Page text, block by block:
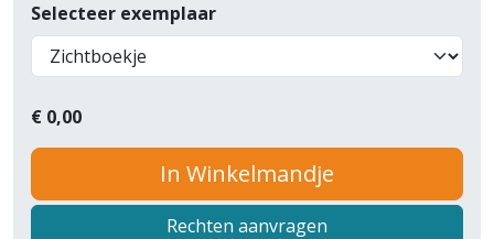
Selecteer exemplaar
€ 0,00
In Winkelmandje
Rechten aanvragen